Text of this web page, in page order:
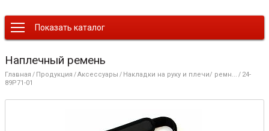
Показать каталог
Наплечный ремень
Главная / Продукция /Аксессуары / Накладки на руку и плечи/ ремн... / 24-
89P71-01